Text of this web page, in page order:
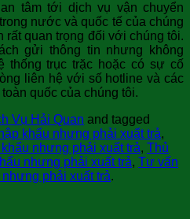
tâm tới dịch vụ vận chuyển
nước và quốc tế của chúng
rất quan trọng đối với chúng tôi.
gửi thông tin nhưng không
thống trục trặc hoặc có sự cố
liên hệ với số hotline và các
quốc của chúng tôi.
Vụ Hải Quan and tagged
khẩu nhưng phải xuất trả,
nhưng phải xuất trả, Thủ
nhưng phải xuất trả, Tư vấn
phải xuất trả.